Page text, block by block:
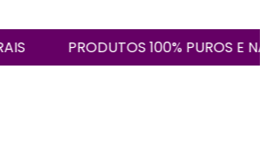
PRODUTOS 100% PUROS E